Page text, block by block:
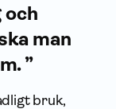
man
bruk,